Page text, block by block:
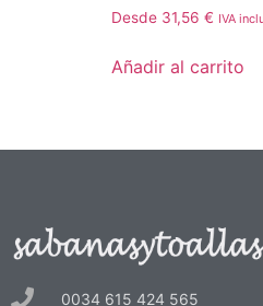
Desde 31,56 € IVA
Añadir al carrito
0034 615 424 565